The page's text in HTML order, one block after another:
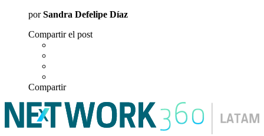
porSandra Defelipe Díaz
Compartir el post
Compartir